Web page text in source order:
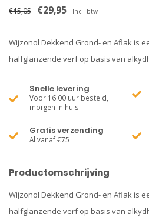
€45,05 €29,95 Incl. btw
Wijzonol Dekkend Grond- en Aflak is
halfglanzende verf op basis van
Snelle levering
Voor 16:00 uur besteld,
morgen in huis
Gratis verzending
Al vanaf €75
Productomschrijving
Wijzonol Dekkend Grond- en Aflak is
halfglanzende verf op basis van